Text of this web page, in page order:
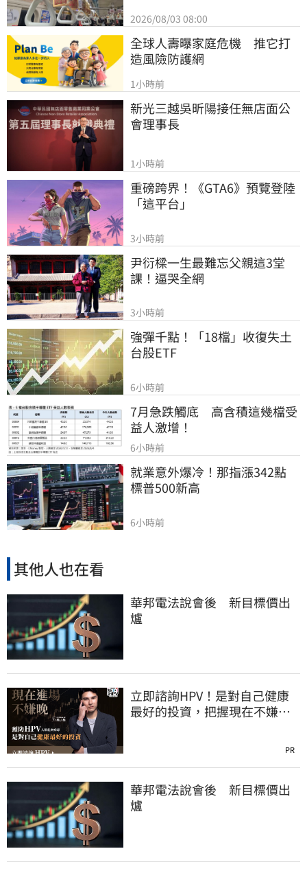
2026/08/03 08:00
全球人壽曝家庭危機　推它打
造風險防護網
1小時前
新光三越吳昕陽接任無店面公
會理事長
1小時前
重磅跨界！《GTA6》預覽登陸
「這平台」
3小時前
尹衍樑一生最難忘父親這3堂
課！逼哭全網
3小時前
強彈千點！「18檔」收復失土
台股ETF
6小時前
7月急跌觸底　高含積這幾檔受
益人激增！
6小時前
就業意外爆冷！那指漲342點
標普500新高
6小時前
其他人也在看
華邦電法說會後 新目標價出
爐
立即諮詢HPV！是對自己健康
最好的投資，把握現在不嫌
PR
華邦電法說會後 新目標價出
爐